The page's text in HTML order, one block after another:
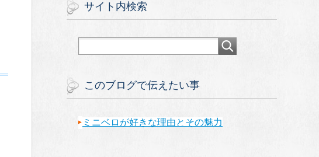
サイト内検索
このブログで伝えたい事
ミニベロが好きな理由とその魅力